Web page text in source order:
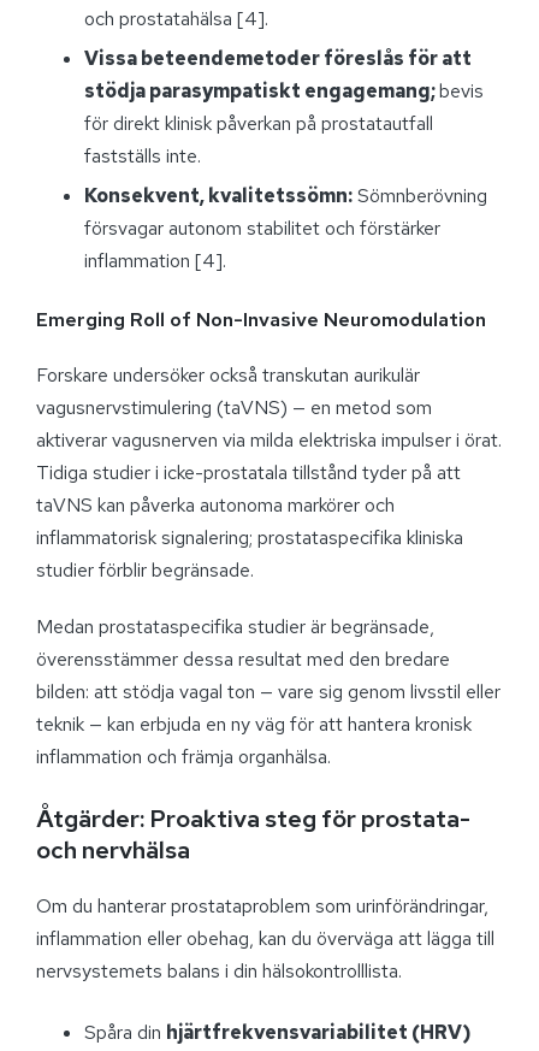
och prostatahälsa [4].
Vissa beteendemetoder föreslås för att
stödja parasympatiskt engagemang;bevis
för direkt klinisk påverkan på prostatautfall
fastställs inte.
Konsekvent, kvalitetssömn:Sömnberövning
försvagar autonom stabilitet och förstärker
inflammation [4].
Emerging Roll of Non-Invasive Neuromodulation
Forskare undersöker också transkutan aurikulär
vagusnervstimulering (taVNS) — en metod som
aktiverar vagusnerven via milda elektriska impulser i örat.
Tidiga studier i icke-prostatala tillstånd tyder på att
taVNS kan påverka autonoma markörer och
inflammatorisk signalering; prostataspecifika kliniska
studier förblir begränsade.
Medan prostataspecifika studier är begränsade,
överensstämmer dessa resultat med den bredare
bilden: att stödja vagal ton — vare sig genom livsstil eller
teknik — kan erbjuda en ny väg för att hantera kronisk
inflammation och främja organhälsa.
Åtgärder: Proaktiva steg för prostata-
och nervhälsa
Om du hanterar prostataproblem som urinförändringar,
inflammation eller obehag, kan du överväga att lägga till
nervsystemets balans i din hälsokontrolllista.
Spåra din hjärtfrekvensvariabilitet (HRV)